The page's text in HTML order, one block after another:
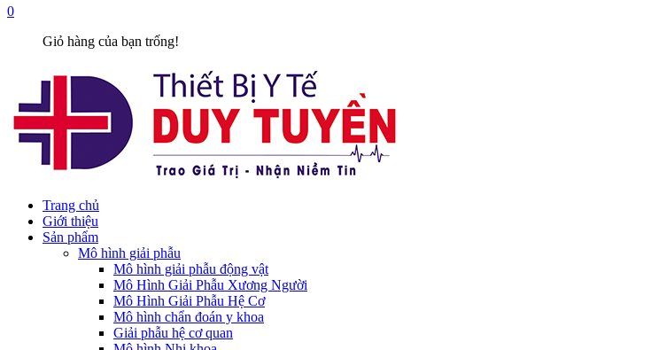
0
Giỏ hàng của bạn trống!
Trang chủ
Giới thiệu
Sản phẩm
Mô hình giải phẫu
Mô hình giải phẫu động vật
Mô Hình Giải Phẫu Xương Người
Mô Hình Giải Phẫu Hệ Cơ
Mô hình chẩn đoán y khoa
Giải phẫu hệ cơ quan